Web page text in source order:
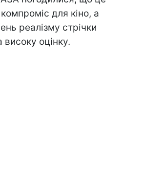
для кіно, а
реалізму стрічки
високу оцінку.